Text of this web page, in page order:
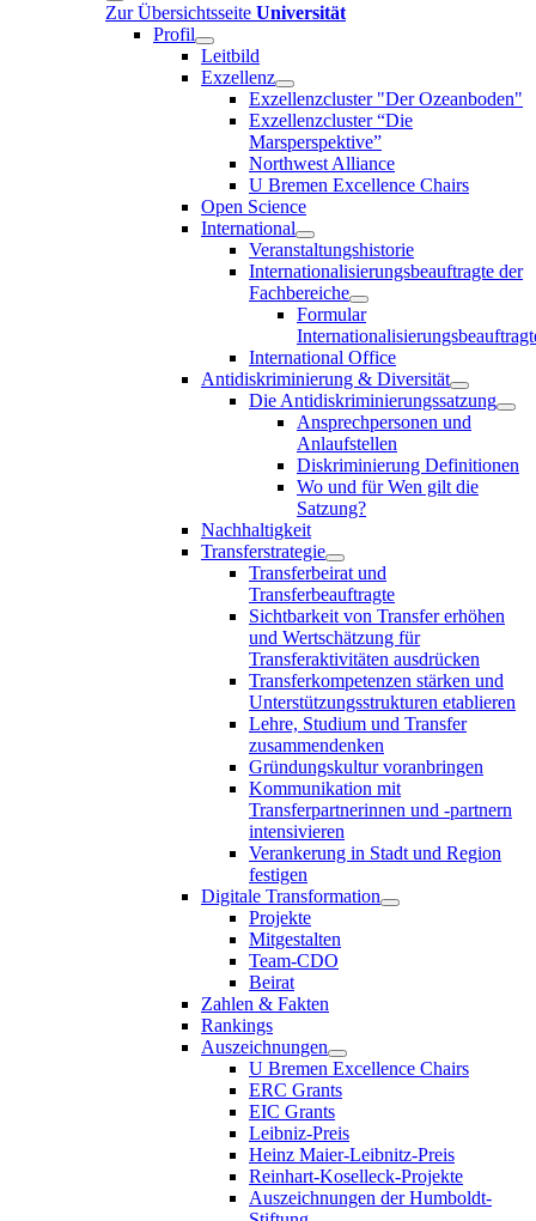
Zur Übersichtsseite Universität
Profil
Leitbild
Exzellenz
Exzellenzcluster "Der Ozeanboden"
Exzellenzcluster “Die
Marsperspektive”
Northwest Alliance
U Bremen Excellence Chairs
Open Science
International
Veranstaltungshistorie
Internationalisierungsbeauftragte der
Fachbereiche
Formular
International Office
Antidiskriminierung & Diversität
Die Antidiskriminierungssatzung
Ansprechpersonen und
Anlaufstellen
Diskriminierung Definitionen
Wo und für Wen gilt die
Satzung?
Nachhaltigkeit
Transferstrategie
Transferbeirat und
Transferbeauftragte
Sichtbarkeit von Transfer erhöhen
und Wertschätzung für
Transferaktivitäten ausdrücken
Transferkompetenzen stärken und
Unterstützungsstrukturen etablieren
Lehre, Studium und Transfer
zusammendenken
Gründungskultur voranbringen
Kommunikation mit
Transferpartnerinnen und -partnern
intensivieren
Verankerung in Stadt und Region
festigen
Digitale Transformation
Projekte
Mitgestalten
Team-CDO
Beirat
Zahlen & Fakten
Rankings
Auszeichnungen
U Bremen Excellence Chairs
ERC Grants
EIC Grants
Leibniz-Preis
Heinz Maier-Leibnitz-Preis
Reinhart-Koselleck-Projekte
Auszeichnungen der Humboldt-